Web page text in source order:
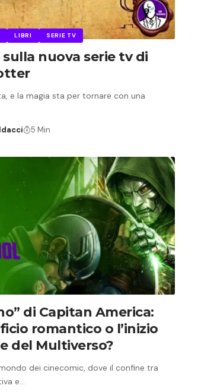
LIBRI SERIE TV
nuova serie tv di
e la magia sta per tornare con una
5 Min
di Capitan America:
romantico o l’inizio
del Multiverso?
dei cinecomic, dove il confine tra
e…